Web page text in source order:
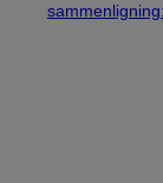
sammenligning: